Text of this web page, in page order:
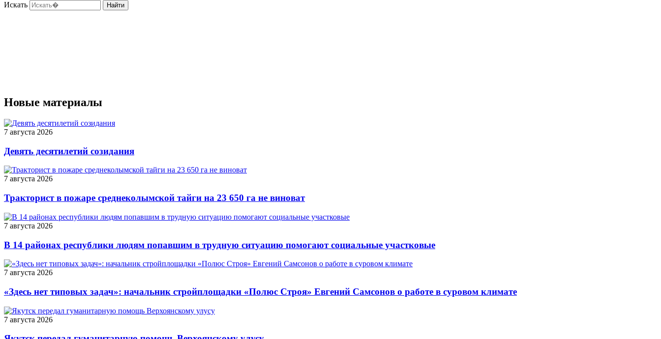
Искать Найти
Новые материалы
7 августа 2026
Девять десятилетий созидания
7 августа 2026
Тракторист в пожаре среднеколымской тайги на 23 650 га не виноват
7 августа 2026
В 14 районах республики людям попавшим в трудную ситуацию помогают социальные участковые
7 августа 2026
«Здесь нет типовых задач»: начальник стройплощадки «Полюс Строя» Евгений Самсонов о работе в суровом климате
7 августа 2026